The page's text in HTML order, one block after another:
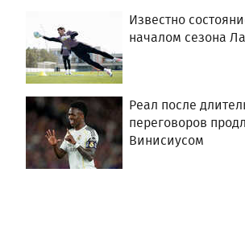
Известно
началом сезона
Реал после
переговоров
Винисиусом